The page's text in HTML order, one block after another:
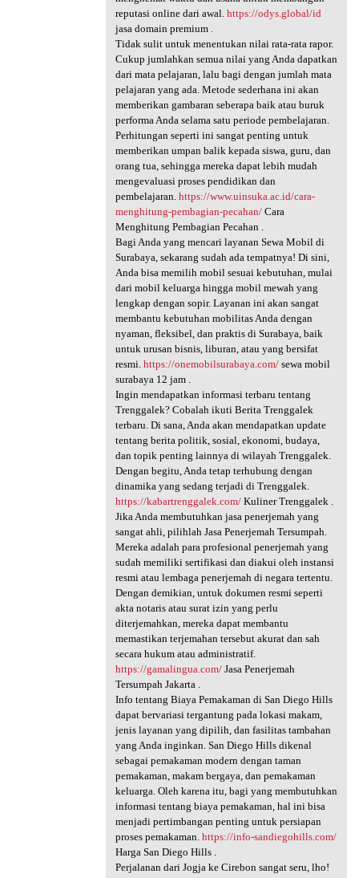
reputasi online dari awal. https://odys.global/id
jasa domain premium .
Tidak sulit untuk menentukan nilai rata-rata rapor.
Cukup jumlahkan semua nilai yang Anda dapatkan
dari mata pelajaran, lalu bagi dengan jumlah mata
pelajaran yang ada. Metode sederhana ini akan
memberikan gambaran seberapa baik atau buruk
performa Anda selama satu periode pembelajaran.
Perhitungan seperti ini sangat penting untuk
memberikan umpan balik kepada siswa, guru, dan
orang tua, sehingga mereka dapat lebih mudah
mengevaluasi proses pendidikan dan
pembelajaran. https://www.uinsuka.ac.id/cara-
menghitung-pembagian-pecahan/Cara
Menghitung Pembagian Pecahan .
Bagi Anda yang mencari layanan Sewa Mobil di
Surabaya, sekarang sudah ada tempatnya! Di sini,
Anda bisa memilih mobil sesuai kebutuhan, mulai
dari mobil keluarga hingga mobil mewah yang
lengkap dengan sopir. Layanan ini akan sangat
membantu kebutuhan mobilitas Anda dengan
nyaman, fleksibel, dan praktis di Surabaya, baik
untuk urusan bisnis, liburan, atau yang bersifat
resmi. https://onemobilsurabaya.com/sewa mobil
surabaya 12 jam .
Ingin mendapatkan informasi terbaru tentang
Trenggalek? Cobalah ikuti Berita Trenggalek
terbaru. Di sana, Anda akan mendapatkan update
tentang berita politik, sosial, ekonomi, budaya,
dan topik penting lainnya di wilayah Trenggalek.
Dengan begitu, Anda tetap terhubung dengan
dinamika yang sedang terjadi di Trenggalek.
https://kabartrenggalek.com/Kuliner Trenggalek .
Jika Anda membutuhkan jasa penerjemah yang
sangat ahli, pilihlah Jasa Penerjemah Tersumpah.
Mereka adalah para profesional penerjemah yang
sudah memiliki sertifikasi dan diakui oleh instansi
resmi atau lembaga penerjemah di negara tertentu.
Dengan demikian, untuk dokumen resmi seperti
akta notaris atau surat izin yang perlu
diterjemahkan, mereka dapat membantu
memastikan terjemahan tersebut akurat dan sah
secara hukum atau administratif.
https://gamalingua.com/Jasa Penerjemah
Tersumpah Jakarta .
Info tentang Biaya Pemakaman di San Diego Hills
dapat bervariasi tergantung pada lokasi makam,
jenis layanan yang dipilih, dan fasilitas tambahan
yang Anda inginkan. San Diego Hills dikenal
sebagai pemakaman modern dengan taman
pemakaman, makam bergaya, dan pemakaman
keluarga. Oleh karena itu, bagi yang membutuhkan
informasi tentang biaya pemakaman, hal ini bisa
menjadi pertimbangan penting untuk persiapan
proses pemakaman. https://info-sandiegohills.com/
Harga San Diego Hills .
Perjalanan dari Jogja ke Cirebon sangat seru, lho!